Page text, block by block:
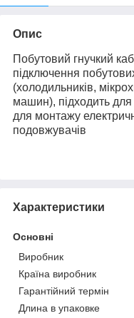
Опис
Побутовий гнучкий
підключення
(холодильників,
машин), підходить
для монтажу
подовжувачів
Характеристики
Основні
Виробник
Країна виробник
Гарантійний термін
Длина в упаковке